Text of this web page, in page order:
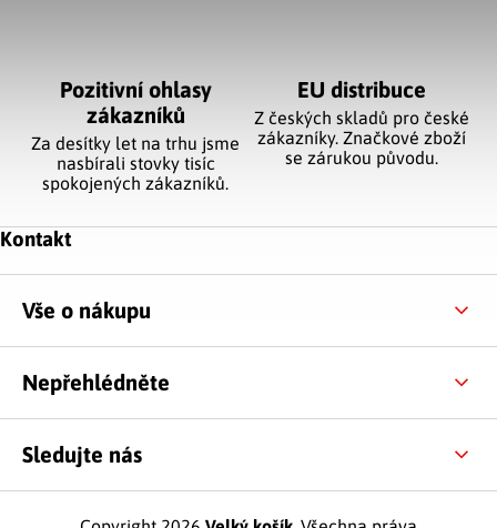
Pozitivní ohlasy
zákazníků
Za desítky let na trhu jsme
nasbírali stovky tisíc
spokojených zákazníků.
EU distribuce
Z českých skladů pro české
zákazníky. Značkové zboží
se zárukou původu.
Zápatí
Kontakt
Vše o nákupu
Nepřehlédněte
Sledujte nás